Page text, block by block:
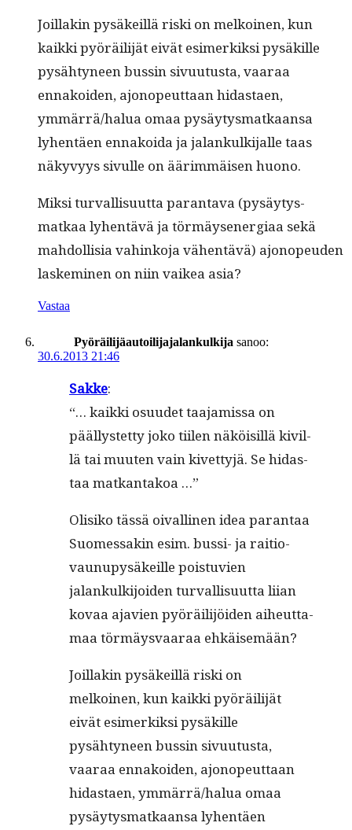
Joil­lakin pysäkeil­lä ris­ki on melkoinen, kun
kaik­ki pyöräil­i­jät eivät esimerkik­si pysäkille
pysähtyneen bussin sivu­u­tus­ta, vaaraa
ennakoiden, ajonopeut­taan hidas­taen,
ymmärrä/halua omaa pysäy­tys­matkaansa
lyhen­täen ennakoi­da ja jalankulk­i­jalle taas
näkyvyys sivulle on äärim­mäisen huono.
Mik­si tur­val­lisu­ut­ta paran­ta­va (pysäy­tys­
matkaa lyhen­tävä ja tör­mäy­sen­er­giaa sekä
mah­dol­lisia vahinko­ja vähen­tävä) ajonopeu­den
laskem­i­nen on niin vaikea asia?
Vastaa
Pyöräilijäautoilijajalankulkija sanoo:
30.6.2013 21:46
Sakke:
“… kaik­ki osu­udet taa­jamis­sa on
päällystet­ty joko tiilen näköisil­lä kivil­
lä tai muuten vain kivet­tyjä. Se hidas­
taa matkantakoa …”
Olisiko tässä oivalli­nen idea paran­taa
Suomes­sakin esim. bus­si- ja raitio­
vaunupysäkeille pois­tu­vien
jalankulk­i­joiden tur­val­lisu­ut­ta liian
kovaa ajavien pyöräil­i­jöi­den aiheut­ta­
maa tör­mäys­vaaraa ehkäisemään?
Joil­lakin pysäkeil­lä ris­ki on
melkoinen, kun kaik­ki pyöräil­i­jät
eivät esimerkik­si pysäkille
pysähtyneen bussin sivu­u­tus­ta,
vaaraa ennakoiden, ajonopeut­taan
hidas­taen, ymmärrä/halua omaa
pysäy­tys­matkaansa lyhen­täen